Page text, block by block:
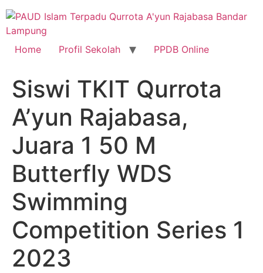
Skip
to
content
Home
Profil Sekolah PPDB Online
Siswi TKIT Qurrota
A’yun Rajabasa,
Juara 1 50 M
Butterfly WDS
Swimming
Competition Series 1
2023